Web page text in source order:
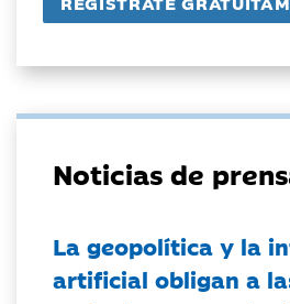
Noticias de
La geopolítica y la
artificial obligan a